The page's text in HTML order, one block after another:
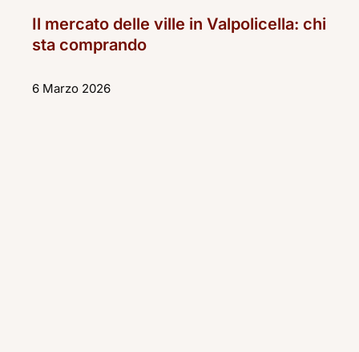
Il mercato delle ville in Valpolicella: chi
sta comprando
6 Marzo 2026